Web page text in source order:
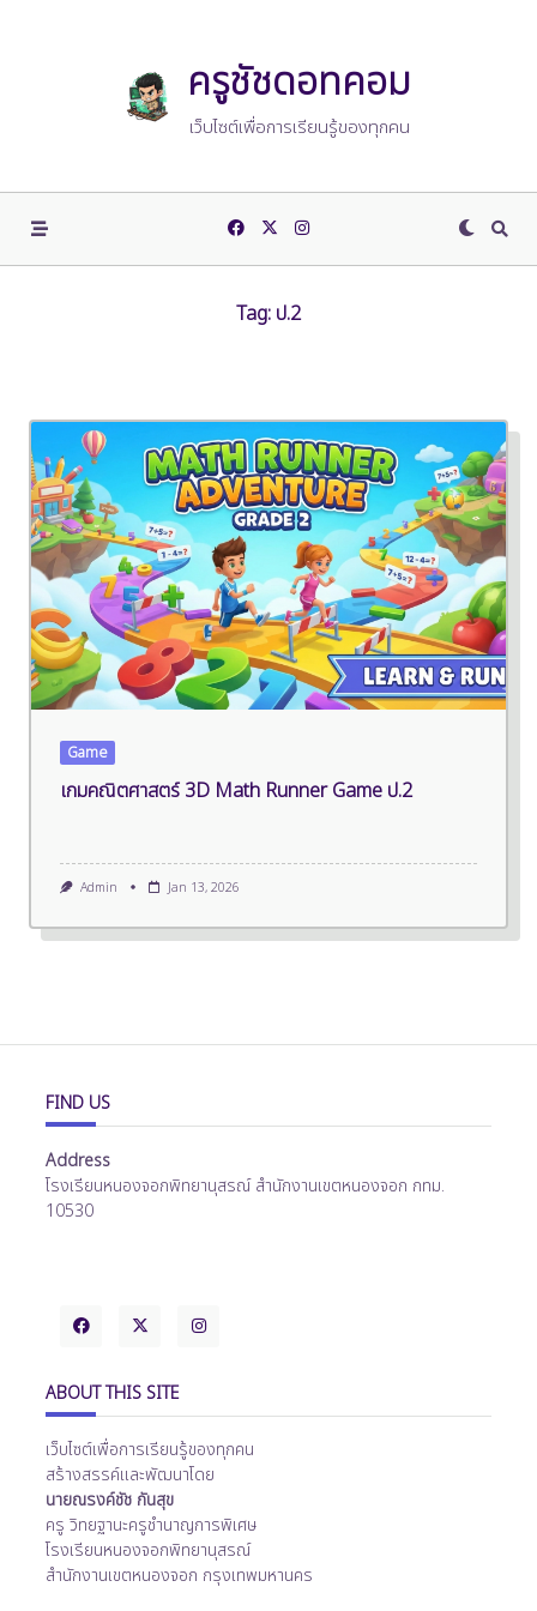
ครูชัชดอทคอม
เว็บไซต์เพื่อการเรียนรู้ของทุกคน
Tag: ป.2
Game
เกมคณิตศาสตร์ 3D Math Runner Game ป.2
Admin Jan 13, 2026
FIND US
Address
โรงเรียนหนองจอกพิทยานุสรณ์ สำนักงานเขตหนองจอก กทม.
10530
ABOUT THIS SITE
เว็บไซต์เพื่อการเรียนรู้ของทุกคน
สร้างสรรค์และพัฒนาโดย
นายณรงค์ชัช กันสุข
ครู วิทยฐานะครูชำนาญการพิเศษ
โรงเรียนหนองจอกพิทยานุสรณ์
สำนักงานเขตหนองจอก กรุงเทพมหานคร